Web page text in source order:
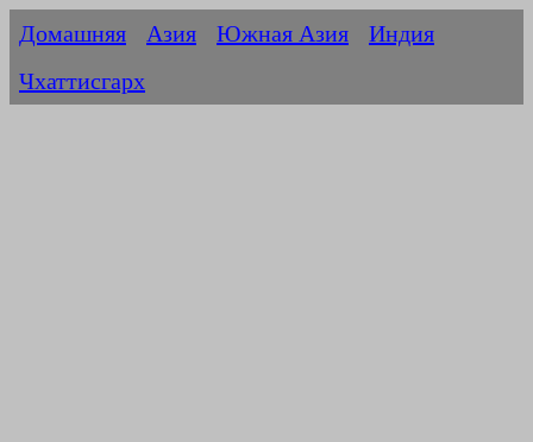
Домашняя Азия Южная Азия
Индия
Чхаттисгарх